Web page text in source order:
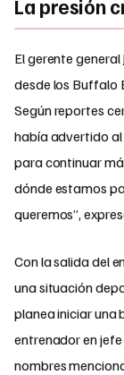
La presión
El gerente
desde los Buffalo
Según reportes
había advertido
para continuar
dónde estamos
queremos”,
Con la salida del
una situación
planea iniciar una
entrenador en
nombres